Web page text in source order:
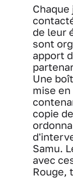
de leur
sont
apport
Une
mise
copie
Samu.
avec
Rouge,